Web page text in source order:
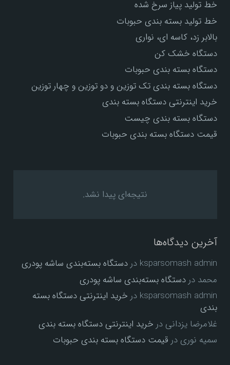
خط تولید پیاز سرخ شده
خط تولید بسته بندی حبوبات
بالابر زد، کاسه ای، نواری
دستگاه خشک کن
دستگاه بسته بندی حبوبات
دستگاه بسته بندی تک توزین و دو توزین و چهار توزین
خرید اینترنتی دستگاه بسته بندی
دستگاه بسته بندی چیست
قیمت دستگاه بسته بندی حبوبات
نتیجه‌ای پیدا نشد.
آخرین دیدگاه‌ها
ksparsomash admin دردستگاه بسته‌بندی ساشه پودری
محمد دردستگاه بسته‌بندی ساشه پودری
ksparsomash admin درخرید اینترنتی دستگاه بسته
بندی
غلامرضا یزدانی در خرید اینترنتی دستگاه بسته بندی
سمیه نوری درقیمت دستگاه بسته بندی حبوبات